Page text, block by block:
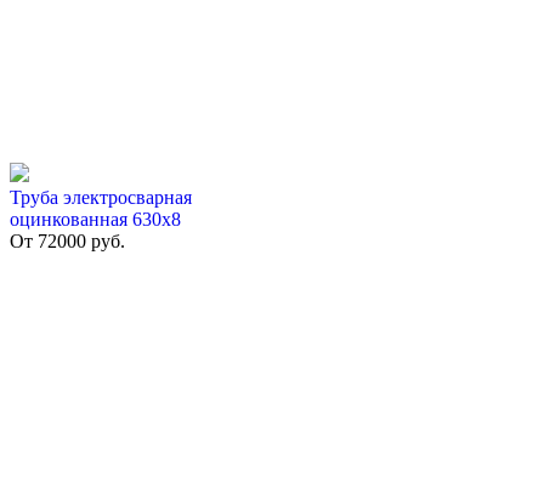
Труба электросварная
оцинкованная 630х8
От 72000 руб.